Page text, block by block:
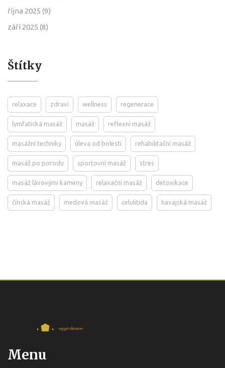
října 2025 (9)
září 2025 (8)
Štítky
relaxace zdraví wellness regenerace
lymfatická masáž masáž reflexní masáž
masážní techniky úleva od bolesti rehabilitační masáž
masáž po porodu sportovní masáž stres
masáž lávovými kameny relaxační masáž detoxikace
čínská masáž medová masáž celulitida havajská masáž
Menu